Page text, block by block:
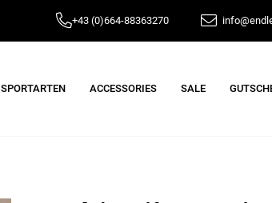
+43 (0)664-88363270
SPORTARTEN ACCESSORIES SALE